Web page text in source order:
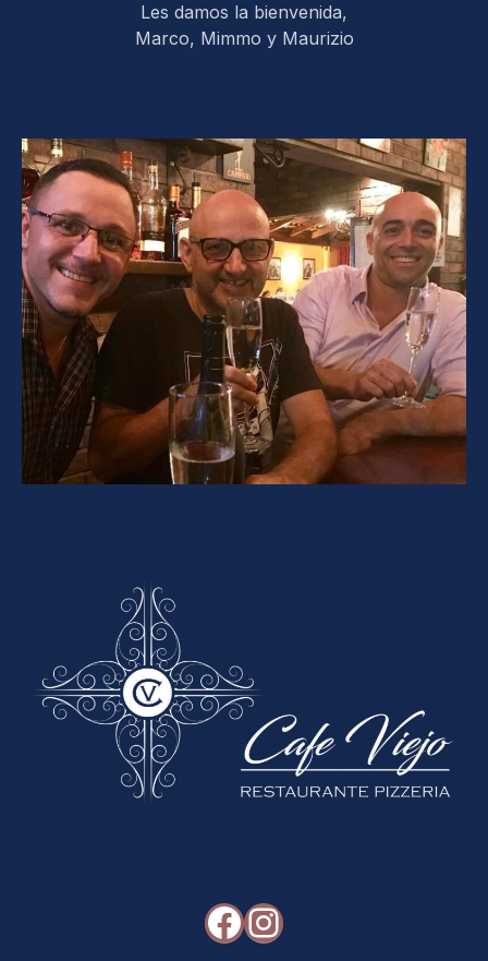
Les damos la bienvenida,
Marco, Mimmo y Maurizio
Facebook
Instagram